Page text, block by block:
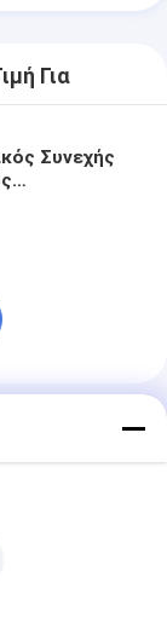
Για
Συνεχής